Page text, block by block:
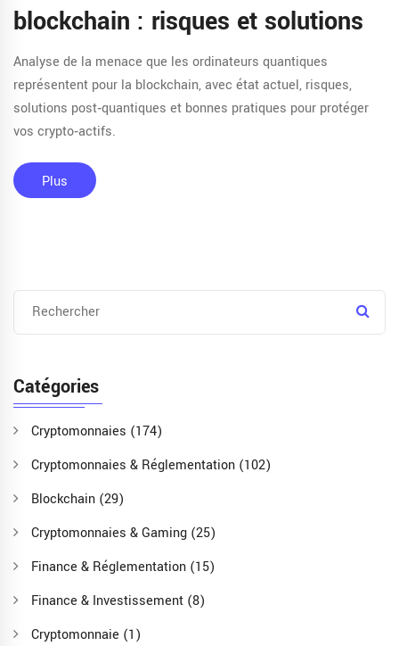
blockchain : risques et solutions
Analyse de la menace que les ordinateurs quantiques
représentent pour la blockchain, avec état actuel, risques,
solutions post‑quantiques et bonnes pratiques pour protéger
vos crypto‑actifs.
Plus
Catégories
Cryptomonnaies (174)
Cryptomonnaies & Réglementation (102)
Blockchain (29)
Cryptomonnaies & Gaming (25)
Finance & Réglementation (15)
Finance & Investissement (8)
Cryptomonnaie (1)